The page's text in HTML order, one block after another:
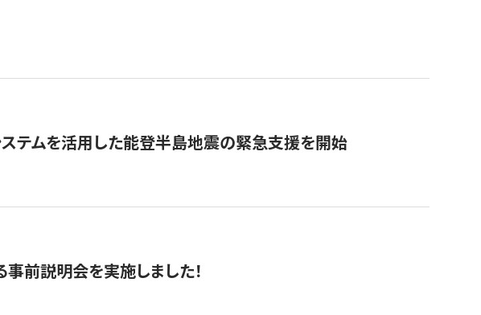
テムを活用した能登半島地震の緊急支援を開始
事前説明会を実施しました！